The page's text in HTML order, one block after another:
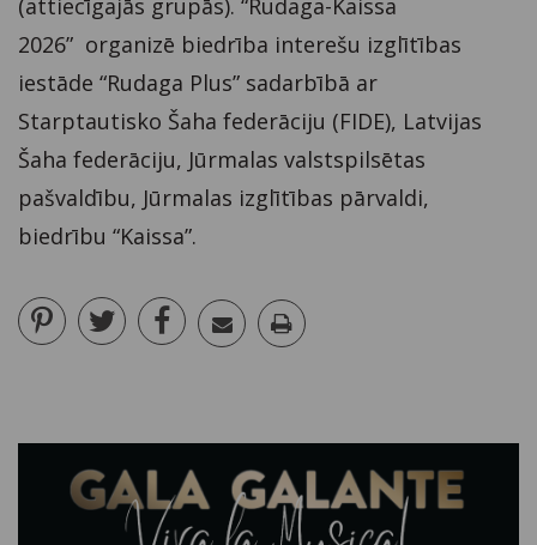
2026” organizē biedrība interešu izglītības
iestāde “Rudaga Plus” sadarbībā ar
Starptautisko Šaha federāciju (FIDE), Latvijas
Šaha federāciju, Jūrmalas valstspilsētas
pašvaldību, Jūrmalas izglītības pārvaldi,
biedrību “Kaissa”.